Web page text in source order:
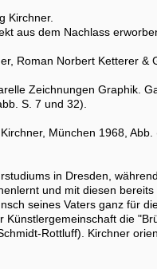
Kirchner.
aus dem Nachlass
Roman Norbert Ketterer
Zeichnungen Graphik.
S. 7 und 32).
München 1968,
in Dresden,
und mit diesen
seines Vaters ganz für
die
Rottluff). Kirchner